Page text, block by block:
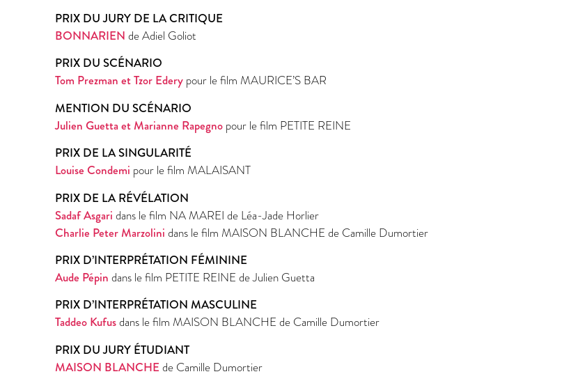
PRIX DU JURY DE LA CRITIQUE
BONNARIEN de Adiel Goliot
PRIX DU SCÉNARIO
Tom Prezman et Tzor Edery pour le film MAURICE’S BAR
MENTION DU SCÉNARIO
Julien Guetta et Marianne Rapegno pour le film PETITE REINE
PRIX DE LA SINGULARITÉ
Louise Condemi pour le film MALAISANT
PRIX DE LA RÉVÉLATION
Sadaf Asgari dans le film NA MAREI de Léa-Jade Horlier
Charlie Peter Marzolini dans le film MAISON BLANCHE de Camille Dumortier
PRIX D’INTERPRÉTATION FÉMININE
Aude Pépin dans le film PETITE REINE de Julien Guetta
PRIX D’INTERPRÉTATION MASCULINE
Taddeo Kufusdans le film MAISON BLANCHE de Camille Dumortier
PRIX DU JURY ÉTUDIANT
MAISON BLANCHE de Camille Dumortier